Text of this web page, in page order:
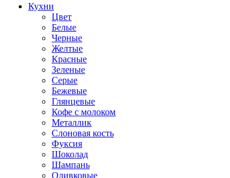
Кухни
Цвет
Белые
Черные
Желтые
Красные
Зеленые
Серые
Бежевые
Глянцевые
Кофе с молоком
Металлик
Слоновая кость
Фуксия
Шоколад
Шампань
Оливковые